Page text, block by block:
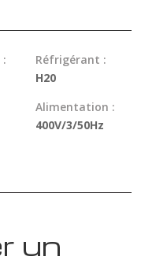
:
Réfrigérant :
H20
Alimentation :
400V/3/50Hz
un